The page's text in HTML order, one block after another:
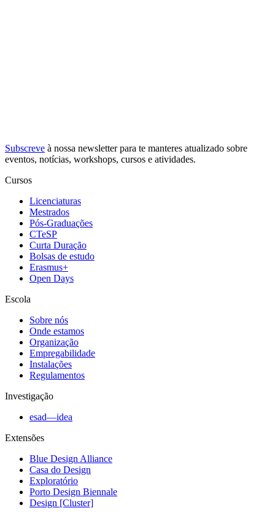
Subscreve à nossa newsletterpara te manteres atualizado sobre
eventos, notícias, workshops, cursos e atividades.
Cursos
Licenciaturas
Mestrados
Pós-Graduações
CTeSP
Curta Duração
Bolsas de estudo
Erasmus+
Open Days
Escola
Sobre nós
Onde estamos
Organização
Empregabilidade
Instalações
Regulamentos
Investigação
esad—idea
Extensões
Blue Design Alliance
Casa do Design
Exploratório
Porto Design Biennale
Design [Cluster]